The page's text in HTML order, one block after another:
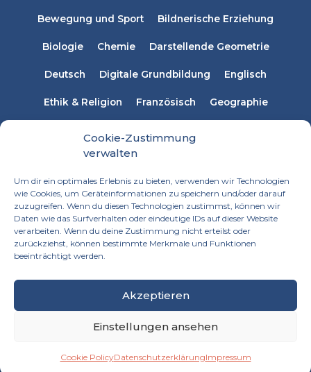
Cookie-Zustimmung
verwalten
Um dir ein optimales Erlebnis zu bieten, verwenden wir Technologien
wie Cookies, um Geräteinformationen zu speichern und/oder darauf
zuzugreifen. Wenn du diesen Technologien zustimmst, können wir
Daten wie das Surfverhalten oder eindeutige IDs auf dieser Website
verarbeiten. Wenn du deine Zustimmung nicht erteilst oder
zurückziehst, können bestimmte Merkmale und Funktionen
beeinträchtigt werden.
Akzeptieren
Einstellungen ansehen
Cookie PolicyDatenschutzerklärungImpressum
Bewegung und Sport Bildnerische Erziehung
Biologie Chemie Darstellende Geometrie
Deutsch Digitale Grundbildung Englisch
Ethik & Religion Französisch Geographie
Musikerziehung Naturwissenschaften
Russisch Spanisch Sprachen
Textiles Werken
Impressum Datenschutzerklärung